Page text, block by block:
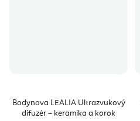
Bodynova LEALIA Ultrazvukový
difuzér – keramika a korok